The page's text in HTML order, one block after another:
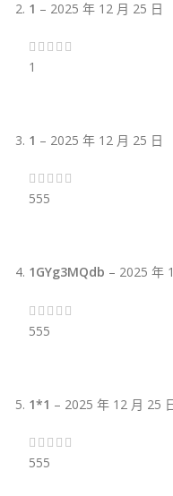
1 – 2025 年 12 月 25 日
1
1 – 2025 年 12 月 25 日
555
1GYg3MQdb – 2025 年
555
1*1 – 2025 年 12 月 25
555